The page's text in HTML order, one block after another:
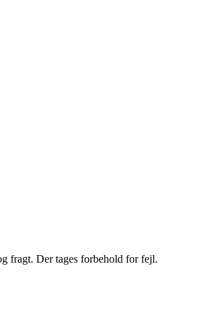
fragt. Der tages forbehold for fejl.